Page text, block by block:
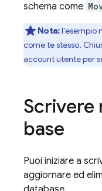
schema come
Nota:l'esempio
come te stesso.
account utente per
Scrivere
base
Puoi iniziare a
aggiornare ed